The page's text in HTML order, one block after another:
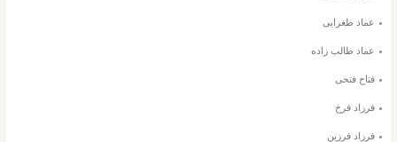
عماد طغرایی
عماد طالب زاده
فتاح فتحی
فرزاد فرخ
فرزاد فرزین